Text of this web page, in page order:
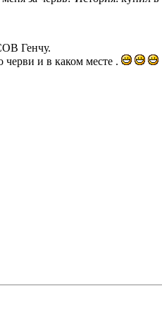
Генчу.
и в каком месте .